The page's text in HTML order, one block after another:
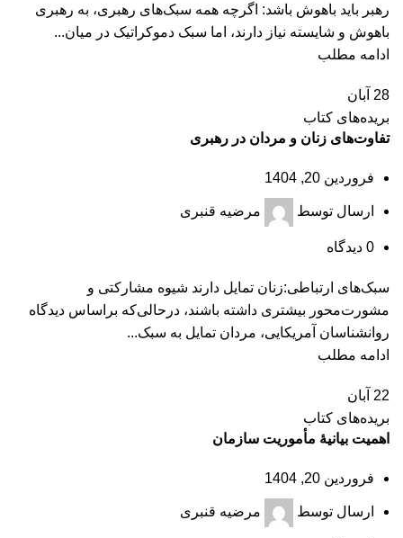
رهبر باید باهوش باشد: اگرچه همه سبک‌های رهبری، به رهبری
باهوش و شایسته نیاز دارند، اما سبک دموکراتیک در میان...
ادامه مطلب
28 آبان
بریده‌های کتاب
تفاوت‌های زنان و مردان در رهبری
فروردین 20, 1404
ارسال توسط مرضیه قنبری
0 دیدگاه
سبک‌های ارتباطی:زنان تمایل دارند شیوه مشارکتی و
مشورت‌محور بیشتری داشته باشند، درحالی‌که براساس دیدگاه
روانشناسان آمریکایی، مردان تمایل به سبک...
ادامه مطلب
22 آبان
بریده‌های کتاب
اهمیت بیانیۀ مأموریت سازمان
فروردین 20, 1404
ارسال توسط مرضیه قنبری